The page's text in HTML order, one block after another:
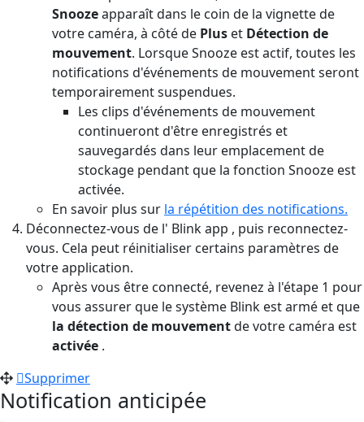
Snoozeapparaît dans le coin de la vignette de
votre caméra, à côté de Plus et Détection de
mouvement. Lorsque Snooze est actif, toutes les
notifications d'événements de mouvement seront
temporairement suspendues.
Les clips d'événements de mouvement
continueront d'être enregistrés et
sauvegardés dans leur emplacement de
stockage pendant que la fonction Snooze est
activée.
En savoir plus sur la répétition des notifications.
Déconnectez-vous de l' Blink app , puis reconnectez-
vous. Cela peut réinitialiser certains paramètres de
votre application.
Après vous être connecté, revenez à l'étape 1 pour
vous assurer que le système Blink est armé et que
la détection de mouvementde votre caméra est
activée .
Supprimer
Notification anticipée